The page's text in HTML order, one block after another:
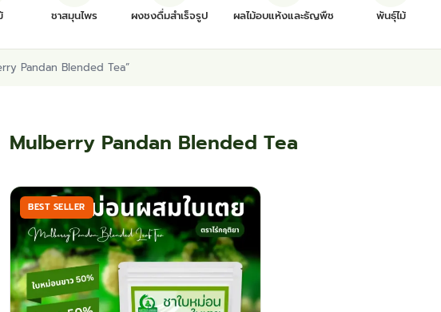
ชาสมุนไพร ผงชงดื่มสำเร็จรูป ผลไม้อบแห้งและธัญพืช พันธุ์ไม้
Pandan Blended Tea”
Mulberry Pandan Blended Tea
BEST SELLER